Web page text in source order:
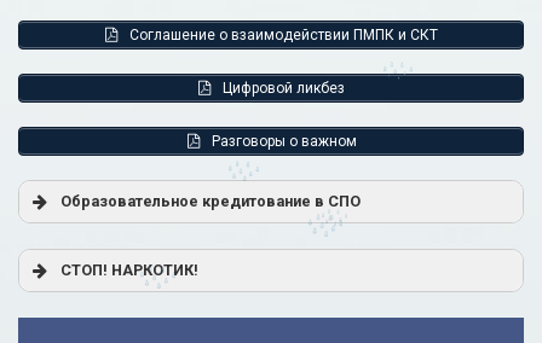
Соглашение о взаимодействии ПМПК и СКТ
Цифровой ликбез
Разговоры о важном
Образовательное кредитование в СПО
Постановление Правительства РФ от 17.11.2025 г. № 1824
«О государственной поддержке образовательного
кредитования»
СТОП! НАРКОТИК!